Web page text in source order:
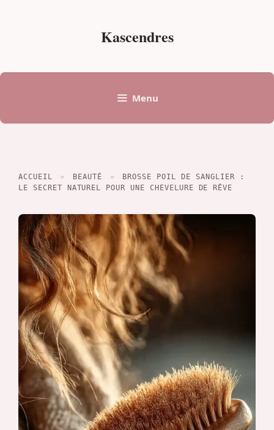
Kascendres
Menu
ACCUEIL » BEAUTÉ »
BROSSE POIL DE SANGLIER :
LE SECRET NATUREL POUR UNE CHEVELURE DE RÊVE